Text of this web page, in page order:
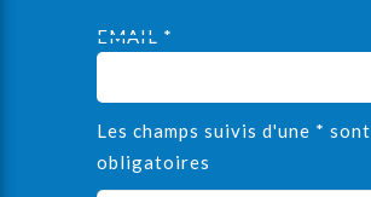
EMAIL *
Les champs suivis d'une * sont
obligatoires